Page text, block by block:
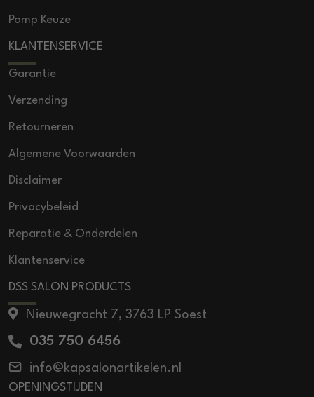
Pomp Keuze
KLANTENSERVICE
Garantie
Verzending
Retourneren
Algemene Voorwaarden
Disclaimer
Privacybeleid
Reparatie & Onderdelen
Klantenservice
DSS SALON PRODUCTS
Nieuwegracht 7, 3763 LP Soest
035 750 6456
info@kapsalonartikelen.nl
OPENINGSTIJDEN